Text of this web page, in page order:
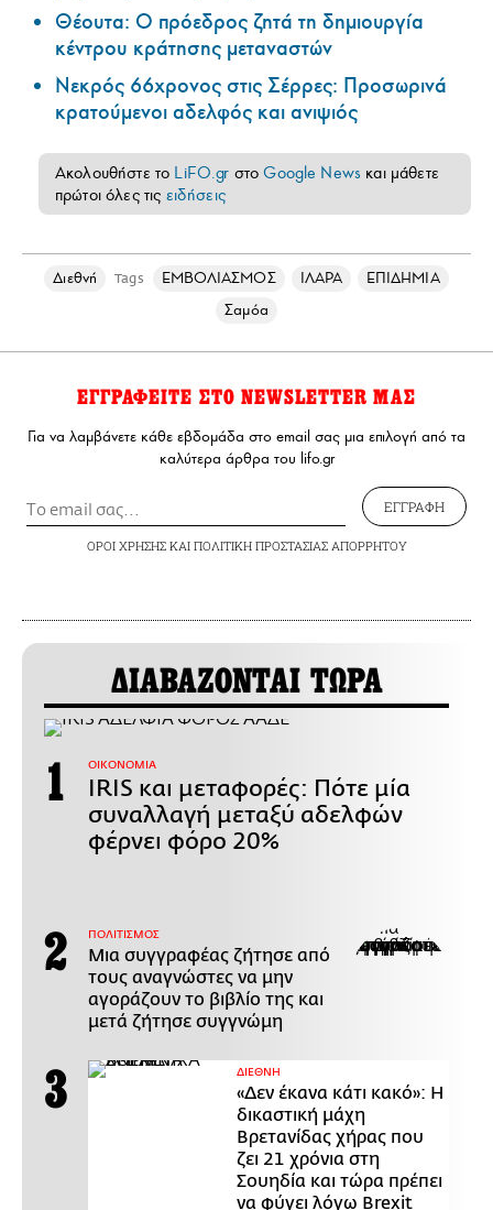
Θέουτα: Ο πρόεδρος ζητά τη δημιουργία
κέντρου κράτησης μεταναστών
Νεκρός 66χρονος στις Σέρρες: Προσωρινά
κρατούμενοι αδελφός και ανιψιός
Ακολουθήστε το LiFO.gr στοGoogle News και μάθετε
πρώτοι όλες τις ειδήσεις
Διεθνή Tags ΕΜΒΟΛΙΑΣΜΟΣ ΙΛΑΡΑ
ΕΠΙΔΗΜΙΑ
Σαμόα
ΕΓΓΡΑΦΕΙΤΕ ΣΤΟ NEWSLETTER ΜΑΣ
Για να λαμβάνετε κάθε εβδομάδα στο email σας μια επιλογή από τα
καλύτερα άρθρα του lifo.gr
ΕΓΓΡΑΦΗ
ΟΡΟΙ ΧΡΗΣΗΣΚΑΙ ΠΟΛΙΤΙΚΗ ΠΡΟΣΤΑΣΙΑΣ ΑΠΟΡΡΗΤΟΥ
ΔΙΑΒΑΖΟΝΤΑΙ ΤΩΡΑ
ΟΙΚΟΝΟΜΙΑ
IRIS και μεταφορές: Πότε μία
συναλλαγή μεταξύ αδελφών
φέρνει φόρο 20%
ΠΟΛΙΤΙΣΜΟΣ
Μια συγγραφέας ζήτησε από
τους αναγνώστες να μην
αγοράζουν το βιβλίο της και
μετά ζήτησε συγγνώμη
ΔΙΕΘΝΗ
«Δεν έκανα κάτι κακό»: Η
δικαστική μάχη
Βρετανίδας χήρας που
ζει 21 χρόνια στη
Σουηδία και τώρα πρέπει
να φύγει λόγω Brexit